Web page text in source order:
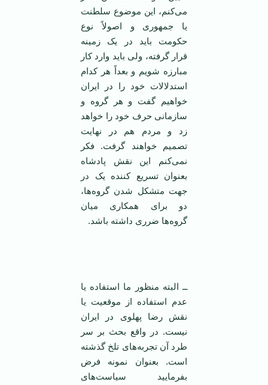
می‌کنم، این موضوع سلطنت
یا جمهوری و اصولاً نوع
حکومت باید در یک زمینه
قرار گرفته، ولی باید وارد کار
مبارزه شویم و بعداً هر کدام
استدلالات خود را در ایران
خواهیم گفت و هر گروه و
سازمانی حرف خود را خواهد
زد و مردم هم در ‌‌نهایت
تصمیم خواهند گرفت. فکر
نمی‌کنم این نقش پادشاه
بعنوان تسریع کننده یک در
جهت متشکل شدن گروه‌ها،
دو برای همکاری میان
گروه‌ها ضرری داشته باشد.
ــ البته منظور ما استفاده یا
عدم استفاده از موقعیت یا
نقش رضا پهلوی در ایران
نیست. در واقع بحث بر سر
طرد آن تجربه‌های تلخ گذشته
است. بعنوان نمونه فرض
بفرمایید سیاست‌های